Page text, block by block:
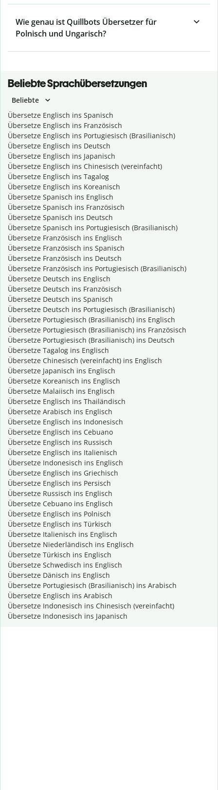
Wie genau ist Quillbots Übersetzer für
Polnisch und Ungarisch?
Beliebte Sprachübersetzungen
Beliebte
Übersetze Englisch ins Spanisch
Übersetze Englisch ins Französisch
Übersetze Englisch ins Portugiesisch (Brasilianisch)
Übersetze Englisch ins Deutsch
Übersetze Englisch ins Japanisch
Übersetze Englisch ins Chinesisch (vereinfacht)
Übersetze Englisch ins Tagalog
Übersetze Englisch ins Koreanisch
Übersetze Spanisch ins Englisch
Übersetze Spanisch ins Französisch
Übersetze Spanisch ins Deutsch
Übersetze Spanisch ins Portugiesisch (Brasilianisch)
Übersetze Französisch ins Englisch
Übersetze Französisch ins Spanisch
Übersetze Französisch ins Deutsch
Übersetze Französisch ins Portugiesisch (Brasilianisch)
Übersetze Deutsch ins Englisch
Übersetze Deutsch ins Französisch
Übersetze Deutsch ins Spanisch
Übersetze Deutsch ins Portugiesisch (Brasilianisch)
Übersetze Portugiesisch (Brasilianisch) ins Englisch
Übersetze Portugiesisch (Brasilianisch) ins Französisch
Übersetze Portugiesisch (Brasilianisch) ins Deutsch
Übersetze Tagalog ins Englisch
Übersetze Chinesisch (vereinfacht) ins Englisch
Übersetze Japanisch ins Englisch
Übersetze Koreanisch ins Englisch
Übersetze Malaiisch ins Englisch
Übersetze Englisch ins Thailändisch
Übersetze Arabisch ins Englisch
Übersetze Englisch ins Indonesisch
Übersetze Englisch ins Cebuano
Übersetze Englisch ins Russisch
Übersetze Englisch ins Italienisch
Übersetze Indonesisch ins Englisch
Übersetze Englisch ins Griechisch
Übersetze Englisch ins Persisch
Übersetze Russisch ins Englisch
Übersetze Cebuano ins Englisch
Übersetze Englisch ins Polnisch
Übersetze Englisch ins Türkisch
Übersetze Italienisch ins Englisch
Übersetze Niederländisch ins Englisch
Übersetze Türkisch ins Englisch
Übersetze Schwedisch ins Englisch
Übersetze Dänisch ins Englisch
Übersetze Portugiesisch (Brasilianisch) ins Arabisch
Übersetze Englisch ins Arabisch
Übersetze Indonesisch ins Chinesisch (vereinfacht)
Übersetze Indonesisch ins Japanisch